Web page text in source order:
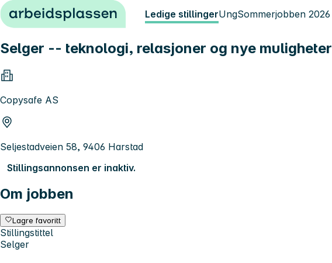
Hopp til innhold Ledige stillingerUngSommerjobben 2026
Selger -- teknologi, relasjoner og nye muligheter
Copysafe AS
Seljestadveien 58, 9406 Harstad
Stillingsannonsen er inaktiv.
Om jobben
Lagre favoritt
Stillingstittel
Selger